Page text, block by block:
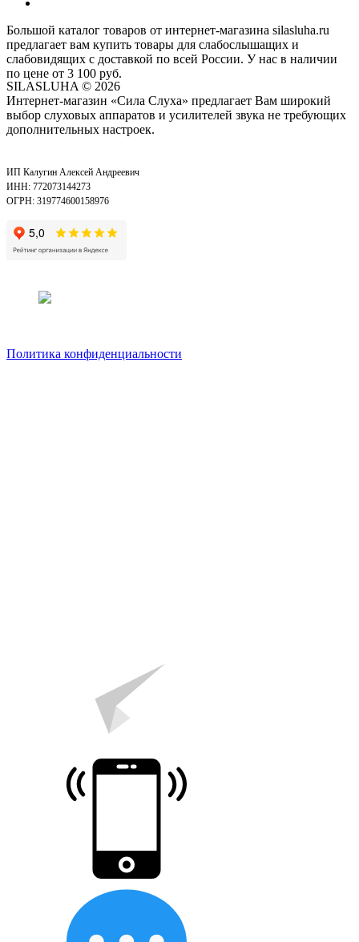
Большой каталог товаров от интернет-магазина silasluha.ru
предлагает вам купить товары для слабослышащих и
слабовидящих с доставкой по всей России. У нас в наличии
по цене от 3 100 руб.
SILASLUHA © 2026
Интернет-магазин «Сила Слуха» предлагает Вам широкий
выбор слуховых аппаратов и усилителей звука не требующих
дополнительных настроек.
ИП Калугин Алексей Андреевич
ИНН: 772073144273
ОГРН: 319774600158976
Политика конфиденциальности